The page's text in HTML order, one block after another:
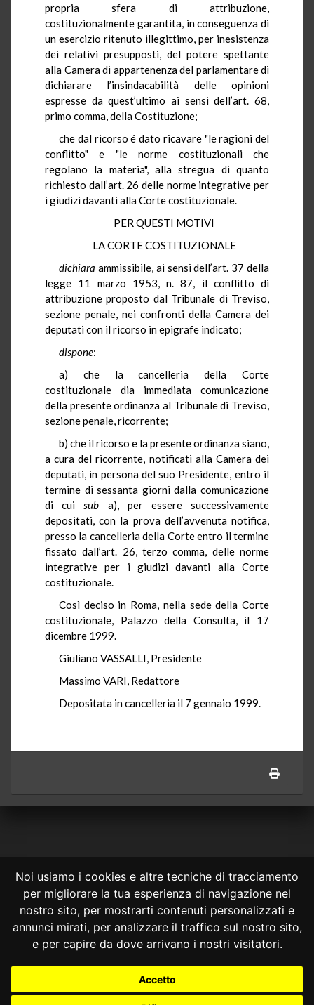
Noi usiamo i cookies e altre tecniche di tracciamento
per migliorare la tua esperienza di navigazione nel
nostro sito, per mostrarti contenuti personalizzati e
annunci mirati, per analizzare il traffico sul nostro sito,
e per capire da dove arrivano i nostri visitatori.
Accetto
propria sfera di attribuzione,
costituzionalmente garantita, in conseguenza di
un esercizio ritenuto illegittimo, per inesistenza
dei relativi presupposti, del potere spettante
alla Camera di appartenenza del parlamentare di
dichiarare l’insindacabilità delle opinioni
espresse da quest’ultimo ai sensi dell’art. 68,
primo comma, della Costituzione;
che dal ricorso é dato ricavare "le ragioni del
conflitto" e "le norme costituzionali che
regolano la materia", alla stregua di quanto
richiesto dall’art. 26 delle norme integrative per
i giudizi davanti alla Corte costituzionale.
PER QUESTI MOTIVI
LA CORTE COSTITUZIONALE
dichiara ammissibile, ai sensi dell’art. 37 della
legge 11 marzo 1953, n. 87, il conflitto di
attribuzione proposto dal Tribunale di Treviso,
sezione penale, nei confronti della Camera dei
deputati con il ricorso in epigrafe indicato;
dispone:
a) che la cancelleria della Corte
costituzionale dia immediata comunicazione
della presente ordinanza al Tribunale di Treviso,
sezione penale, ricorrente;
b) che il ricorso e la presente ordinanza siano,
a cura del ricorrente, notificati alla Camera dei
deputati, in persona del suo Presidente, entro il
termine di sessanta giorni dalla comunicazione
di cuisub a), per essere successivamente
depositati, con la prova dell’avvenuta notifica,
presso la cancelleria della Corte entro il termine
fissato dall’art. 26, terzo comma, delle norme
integrative per i giudizi davanti alla Corte
costituzionale.
Così deciso in Roma, nella sede della Corte
costituzionale, Palazzo della Consulta, il 17
dicembre 1999.
Giuliano VASSALLI, Presidente
Massimo VARI, Redattore
Depositata in cancelleria il 7 gennaio 1999.
CONSULTA ONLINE DAL 1995 -NOTE LEGALI
Consulta OnLine non ha prodotto e non è responsabile per i contenuti e
le informazioni legali di siti collegati.
costituisce una relazione di consulenza legale.
Nessuno deve confidare o agire in base alle informazioni disponibili in